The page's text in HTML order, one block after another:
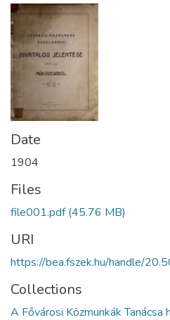
Date
1904
Files
file001.pdf(45.76 MB)
URI
https://bea.fszek.hu/handle/
Collections
A Fővárosi Közmunkák